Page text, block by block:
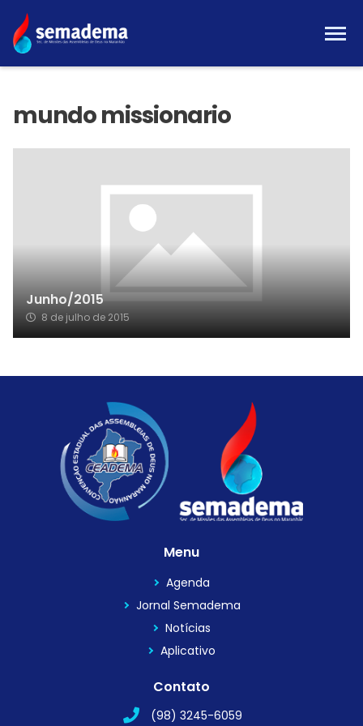
Junho/2015
8 de julho de 2015
Menu
Agenda
Jornal Semadema
Notícias
Aplicativo
Contato
(98) 3245-6059